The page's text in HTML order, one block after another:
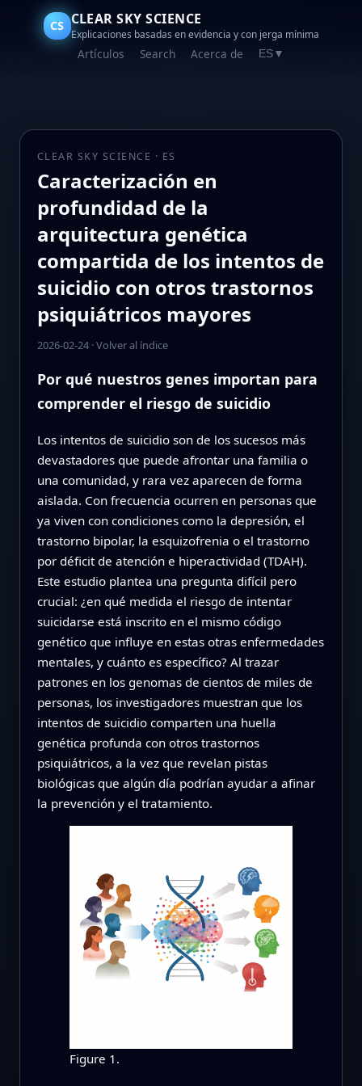
CS CLEAR SKY SCIENCE
Explicaciones basadas en evidencia y con jerga mínima
Artículos Search Acerca de ES ▼
CLEAR SKY SCIENCE · ES
Caracterización en
profundidad de la
arquitectura genética
compartida de los intentos de
suicidio con otros trastornos
psiquiátricos mayores
2026-02-24·Volver al índice
Por qué nuestros genes importan para
comprender el riesgo de suicidio
Los intentos de suicidio son de los sucesos más
devastadores que puede afrontar una familia o
una comunidad, y rara vez aparecen de forma
aislada. Con frecuencia ocurren en personas que
ya viven con condiciones como la depresión, el
trastorno bipolar, la esquizofrenia o el trastorno
por déficit de atención e hiperactividad (TDAH).
Este estudio plantea una pregunta difícil pero
crucial: ¿en qué medida el riesgo de intentar
suicidarse está inscrito en el mismo código
genético que influye en estas otras enfermedades
mentales, y cuánto es específico? Al trazar
patrones en los genomas de cientos de miles de
personas, los investigadores muestran que los
intentos de suicidio comparten una huella
genética profunda con otros trastornos
psiquiátricos, a la vez que revelan pistas
biológicas que algún día podrían ayudar a afinar
la prevención y el tratamiento.
Figure 1.